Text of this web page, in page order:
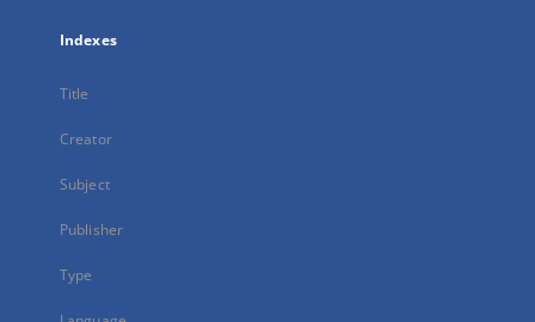
Indexes
Title
Creator
Subject
Publisher
Type